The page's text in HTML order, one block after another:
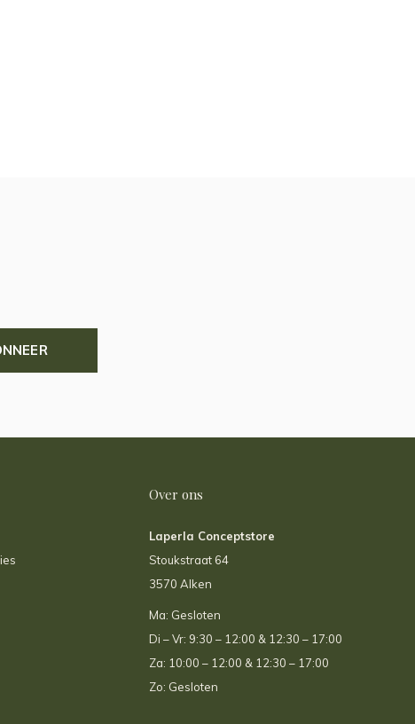
Over ons
Laperla Conceptstore
Stoukstraat 64
3570 Alken
Ma: Gesloten
Di – Vr: 9:30 – 12:00 & 12:30 – 17:00
Za: 10:00 – 12:00 & 12:30 – 17:00
Zo: Gesloten